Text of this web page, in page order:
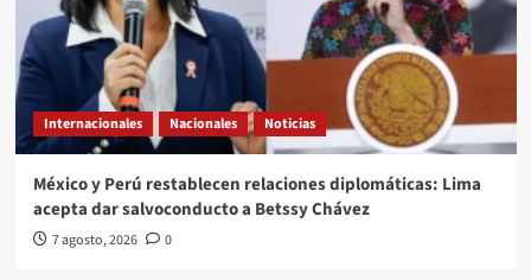
Internacionales Nacionales Noticias
México y Perú restablecen relaciones diplomáticas: Lima
acepta dar salvoconducto a Betssy Chávez
7 agosto, 2026 0